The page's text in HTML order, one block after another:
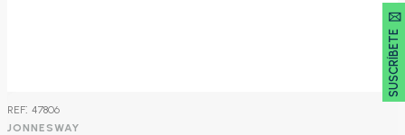
SUSCRÍBETE 🖂
: 47806
JONNESWAY